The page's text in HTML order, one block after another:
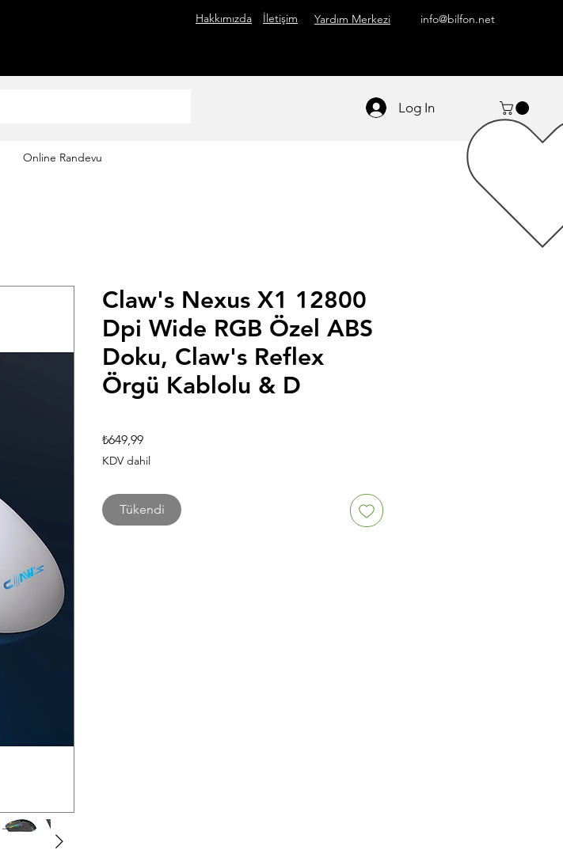
Hakkımızda İletişim Yardım Merkezi info@bilfon.net
Log In
Online Randevu
Claw's Nexus X1 12800
Dpi Wide RGB Özel ABS
Doku, Claw's Reflex
Örgü Kablolu & D
₺649,99Fiyat
KDV dahil
Tükendi